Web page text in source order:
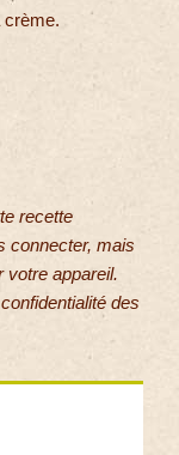
crème.
recette
connecter, mais
votre appareil.
des